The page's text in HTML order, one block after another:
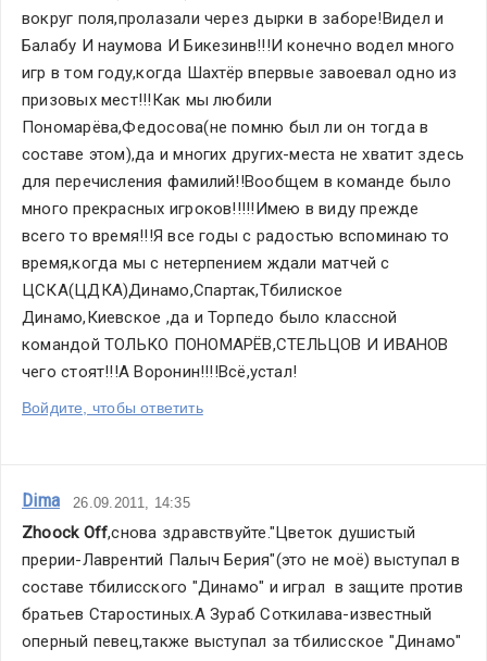
вокруг поля,пролазали через дырки в заборе!Видел и
Балабу И наумова И Бикезинв!!!И конечно водел много
игр в том году,когда Шахтёр впервые завоевал одно из
призовых мест!!!Как мы любили
Пономарёва,Федосова(не помню был ли он тогда в
составе этом),да и многих других-места не хватит здесь
для перечисления фамилий!!Вообщем в команде было
много прекрасных игроков!!!!!Имею в виду прежде
всего то время!!!Я все годы с радостью вспоминаю то
время,когда мы с нетерпением ждали матчей с
ЦСКА(ЦДКА)Динамо,Спартак,Тбилиское
Динамо,Киевское ,да и Торпедо было классной
командой ТОЛЬКО ПОНОМАРЁВ,СТЕЛЬЦОВ И ИВАНОВ
чего стоят!!!А Воронин!!!!Всё,устал!
Войдите, чтобы ответить
Dima 26.09.2011, 14:35
Zhoock Off,снова здравствуйте."Цветок душистый
прерии-Лаврентий Палыч Берия"(это не моё) выступал в
составе тбилисского "Динамо" и играл  в защите против
братьев Старостиных.А Зураб Соткилава-известный
оперный певец,также выступал за тбилисское "Динамо"